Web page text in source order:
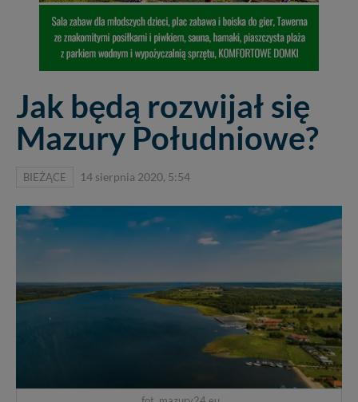
Jak będą rozwijał się
Mazury Południowe?
BIEŻĄCE 14 sierpnia 2020, 5:54